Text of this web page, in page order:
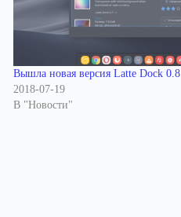
Вышла новая версия Latte Dock 0.8
2018-07-19
В "Новости"